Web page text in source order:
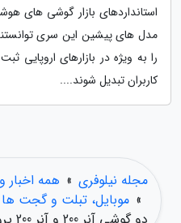
استانداردهای بازار گوشی های
مدل های پیشین این سری
را به ویژه در بازارهای اروپایی
کاربران تبدیل شوند....
مجله نیلوفری » همه اخبار
» موبایل، تبلت و گجت ها